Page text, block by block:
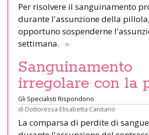
Per risolvere il sanguinamento
durante l'assunzione della
opportuno sospenderne
settimana. »
Sanguinamento
irregolare con la
Gli Specialisti Rispondono
di Dottoressa Elisabetta Canitano
La comparsa di perdite di